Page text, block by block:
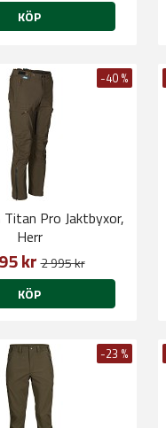
KÖP
-40 %
Pro Jaktbyxor,
Herr
kr2 995 kr
KÖP
-23 %